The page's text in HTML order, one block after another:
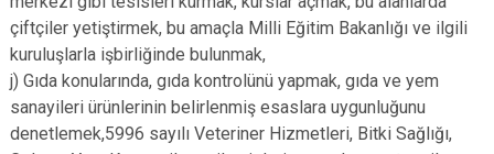
çiftçiler yetiştirmek, bu amaçla Milli Eğitim Bakanlığı ve ilgili
kuruluşlarla işbirliğinde bulunmak,
j) Gıda konularında, gıda kontrolünü yapmak, gıda ve yem
sanayileri ürünlerinin belirlenmiş esaslara uygunluğunu
denetlemek,5996 sayılı Veteriner Hizmetleri, Bitki Sağlığı,